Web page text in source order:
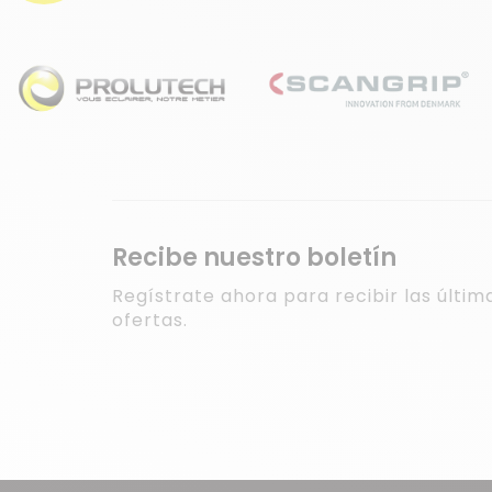
Recibe nuestro boletín
Regístrate ahora para recibir las
ofertas.